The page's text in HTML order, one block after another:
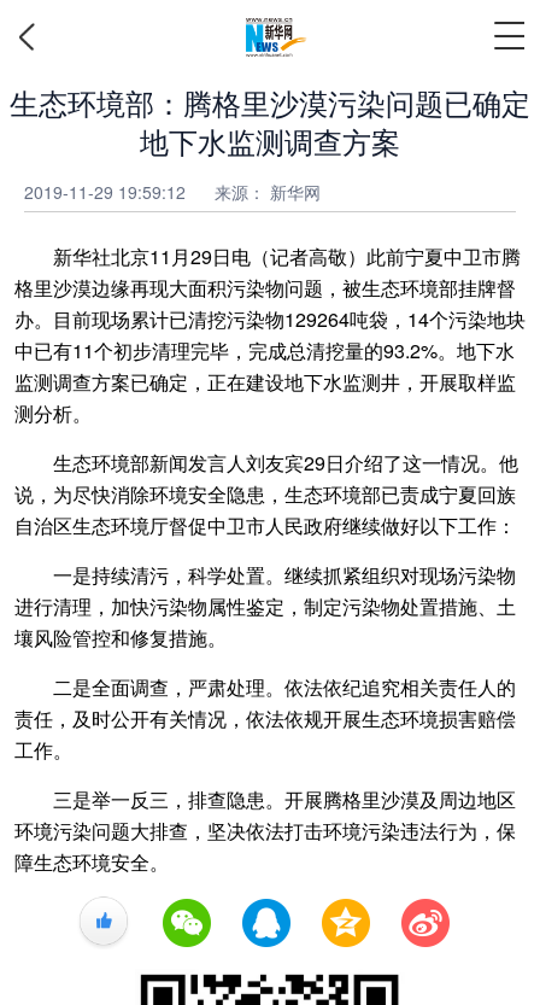
生态环境部：腾格里沙漠污染问题已确定
地下水监测调查方案
2019-11-29 19:59:12 来源： 新华网
新华社北京11月29日电（记者高敬）此前宁夏中卫市腾
格里沙漠边缘再现大面积污染物问题，被生态环境部挂牌督
办。目前现场累计已清挖污染物129264吨袋，14个污染地块
中已有11个初步清理完毕，完成总清挖量的93.2%。地下水
监测调查方案已确定，正在建设地下水监测井，开展取样监
测分析。
生态环境部新闻发言人刘友宾29日介绍了这一情况。他
说，为尽快消除环境安全隐患，生态环境部已责成宁夏回族
自治区生态环境厅督促中卫市人民政府继续做好以下工作：
一是持续清污，科学处置。继续抓紧组织对现场污染物
进行清理，加快污染物属性鉴定，制定污染物处置措施、土
壤风险管控和修复措施。
二是全面调查，严肃处理。依法依纪追究相关责任人的
责任，及时公开有关情况，依法依规开展生态环境损害赔偿
工作。
三是举一反三，排查隐患。开展腾格里沙漠及周边地区
环境污染问题大排查，坚决依法打击环境污染违法行为，保
障生态环境安全。
+1